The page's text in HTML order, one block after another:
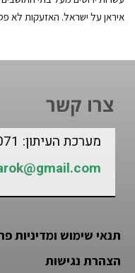
איראן על ישראל. האזעקות לא
צרו קשר
מערכת העיתון: 09-7604071
תנאי שימוש ומדיניות
הצהרת נגישות